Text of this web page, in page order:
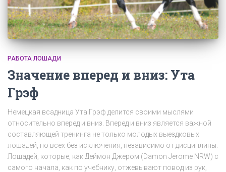
РАБОТА ЛОШАДИ
Значение вперед и вниз: Ута
Грэф
Немецкая всадница Ута Грэф делится своими мыслями
относительно вперед и вниз. Вперед и вниз является важной
составляющей тренинга не только молодых выездковых
лошадей, но всех без исключения, независимо от дисциплины.
Лошадей, которые, как Деймон Джером (Damon Jerome NRW) с
самого начала, как по учебнику, отжевывают повод из рук,